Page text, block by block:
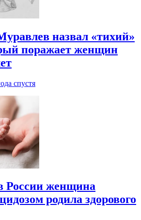
назвал «тихий»
поражает женщин
спустя
России женщина
родила здорового